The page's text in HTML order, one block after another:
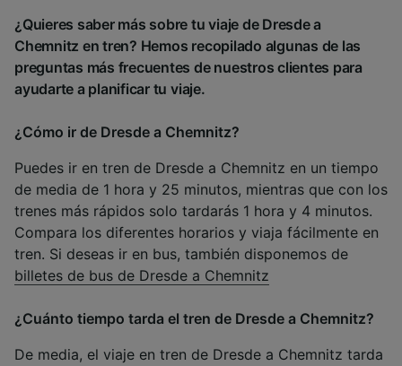
¿Quieres saber más sobre tu viaje de Dresde a
Chemnitz en tren? Hemos recopilado algunas de las
preguntas más frecuentes de nuestros clientes para
ayudarte a planificar tu viaje.
¿Cómo ir de Dresde a Chemnitz?
Puedes ir en tren de Dresde a Chemnitz en un tiempo
de media de 1 hora y 25 minutos, mientras que con los
trenes más rápidos solo tardarás 1 hora y 4 minutos.
Compara los diferentes horarios y viaja fácilmente en
tren. Si deseas ir en bus, también disponemos de
billetes de bus de Dresde a Chemnitz
¿Cuánto tiempo tarda el tren de Dresde a Chemnitz?
De media, el viaje en tren de Dresde a Chemnitz tarda